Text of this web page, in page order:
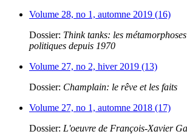
Volume 28, no 1, automne 2019 (16)
Dossier: Think tanks: les
politiques depuis 1970
Volume 27, no 2, hiver 2019 (13)
Dossier: Champlain: le rêve et les faits
Volume 27, no 1, automne 2018 (17)
Dossier: L'oeuvre de François-Xavier